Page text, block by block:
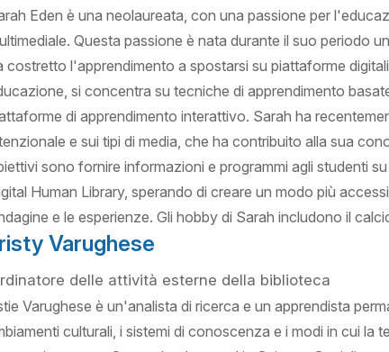
Eden è una neolaureata, con una passione per
Questa passione è nata durante il suo periodo
costretto l'apprendimento a spostarsi su piattaforme
si concentra su tecniche di apprendimento
di apprendimento interattivo. Sarah ha
e sui tipi di media, che ha contribuito alla sua
sono fornire informazioni e programmi agli studenti
Human Library, sperando di creare un modo più
e le esperienze. Gli hobby di Sarah includono il
Varughese
delle attività esterne della biblioteca
Varughese è un'analista di ricerca e un apprendista
culturali, i sistemi di conoscenza e i modi in cui la